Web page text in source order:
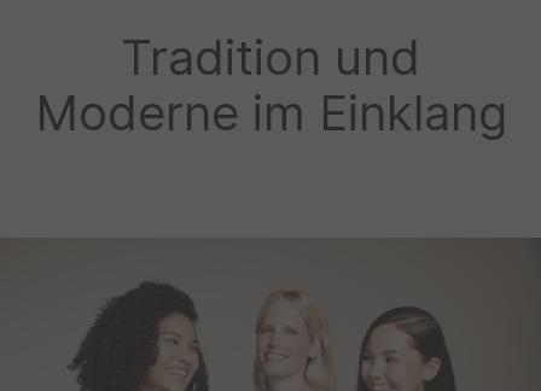
Tradition und
Moderne im Einklang